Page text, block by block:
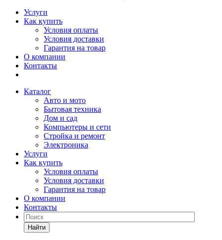
Услуги
Как купить
Условия оплаты
Условия доставки
Гарантия на товар
О компании
Контакты
Каталог
Авто и мото
Бытовая техника
Дом и сад
Компьютеры и сети
Стройка и ремонт
Электроника
Услуги
Как купить
Условия оплаты
Условия доставки
Гарантия на товар
О компании
Контакты
Найти